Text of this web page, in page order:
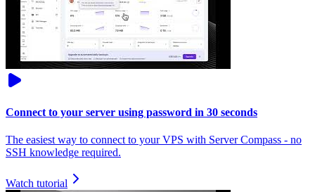
Connect to your server using password in 30 seconds
The easiest way to connect to your VPS with Server Compass - no
SSH knowledge required.
Watch tutorial